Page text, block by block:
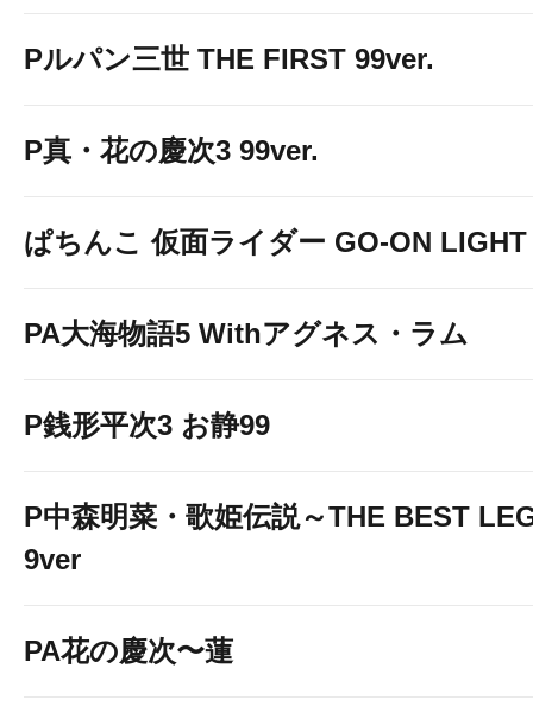
Pルパン三世 THE FIRST 99ver.
P真・花の慶次3 99ver.
ぱちんこ 仮面ライダー GO-ON LIGHT
PA大海物語5 Withアグネス・ラム
P銭形平次3 お静99
P中森明菜・歌姫伝説～THE BEST
9ver
PA花の慶次〜蓮